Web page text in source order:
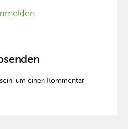
sein, um einen Kommentar